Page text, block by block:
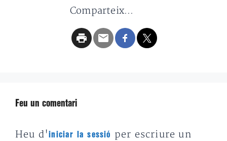
Comparteix...
Feu un comentari
Heu d'iniciar la sessió
per escriure un